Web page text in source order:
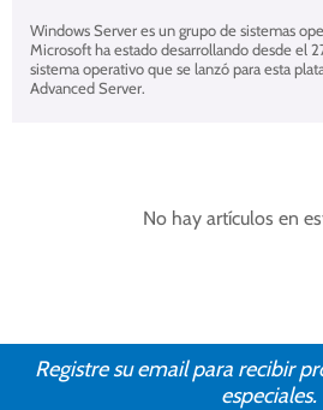
Windows Server es un grupo de sistemas
Microsoft ha estado desarrollando desde el
sistema operativo que se lanzó para esta
Advanced Server.
No hay artículos en
Registre su email para recibir
especiales.